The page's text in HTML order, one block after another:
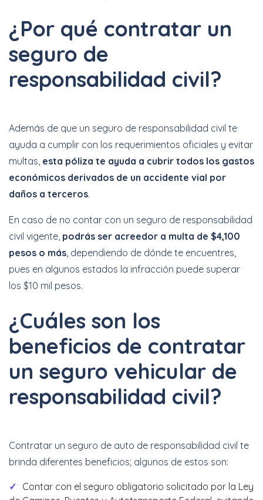
¿Por qué contratar un
seguro de
responsabilidad civil?
Además de que un seguro de responsabilidad civil te
ayuda a cumplir con los requerimientos oficiales y evitar
multas, esta póliza te ayuda a cubrir todos los gastos
económicos derivados de un accidente vial por
daños a terceros.
En caso de no contar con un seguro de responsabilidad
civil vigente, podrás ser acreedor a multa de $4,100
pesos o más , dependiendo de dónde te encuentres,
pues en algunos estados la infracción puede superar
los $10 mil pesos.
¿Cuáles son los
beneficios de contratar
un seguro vehicular de
responsabilidad civil?
Contratar un seguro de auto de responsabilidad civil te
brinda diferentes beneficios; algunos de estos son:
Contar con el seguro obligatorio solicitado por la Ley